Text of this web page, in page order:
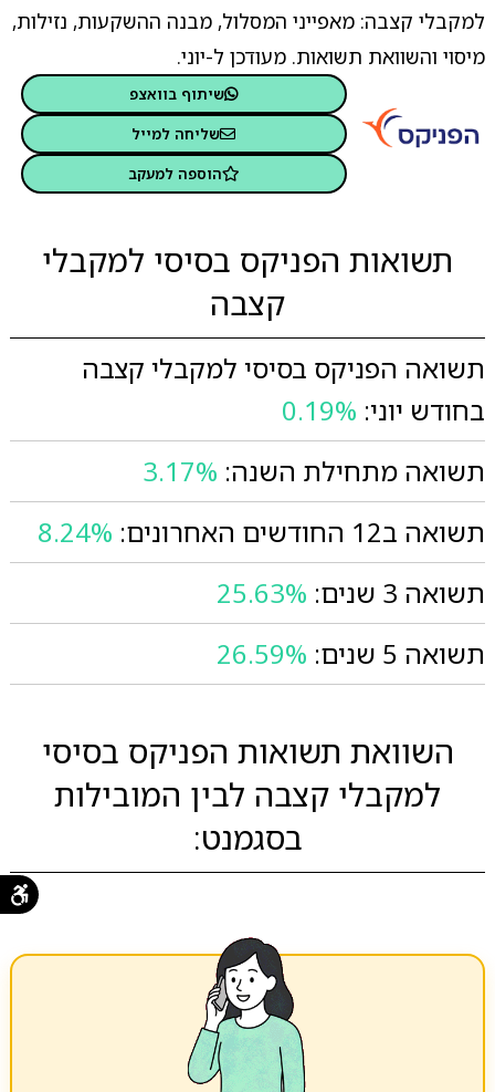
למקבלי קצבה: מאפייני המסלול, מבנה ההשקעות, נזילות,
מיסוי והשוואת תשואות. מעודכן ל-יוני.
שיתוף בוואצפ
שליחה למייל
הוספה למעקב
תשואות הפניקס בסיסי למקבלי
קצבה
תשואה הפניקס בסיסי למקבלי קצבה
בחודש יוני: 0.19%
תשואה מתחילת השנה: 3.17%
תשואה ב12 החודשים האחרונים:
8.24%
תשואה 3 שנים:
25.63%
תשואה 5 שנים:
26.59%
השוואת תשואות הפניקס בסיסי
למקבלי קצבה לבין המובילות
בסגמנט: